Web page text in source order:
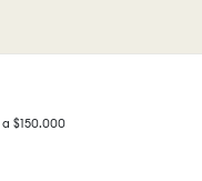
a $150.000